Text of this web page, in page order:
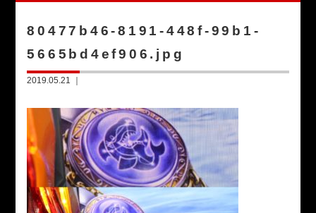
80477b46-8191-448f-99b1-
5665bd4ef906.jpg
2019.05.21 ｜